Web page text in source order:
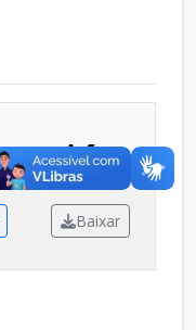
Ações
Baixar